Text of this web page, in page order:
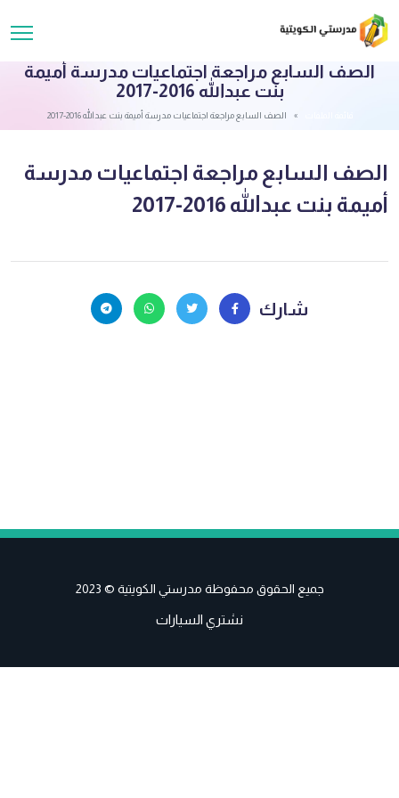
الصف السابع مراجعة اجتماعيات مدرسة أميمة
بنت عبدالله 2016-2017
الصف السابع مراجعة اجتماعيات مدرسة أميمة بنت عبدالله 2016-2017
الصف السابع مراجعة اجتماعيات مدرسة
أميمة بنت عبدالله 2016-2017
شارك
جميع الحقوق محفوظة مدرستي الكويتية © 2023
نشتري السيارات